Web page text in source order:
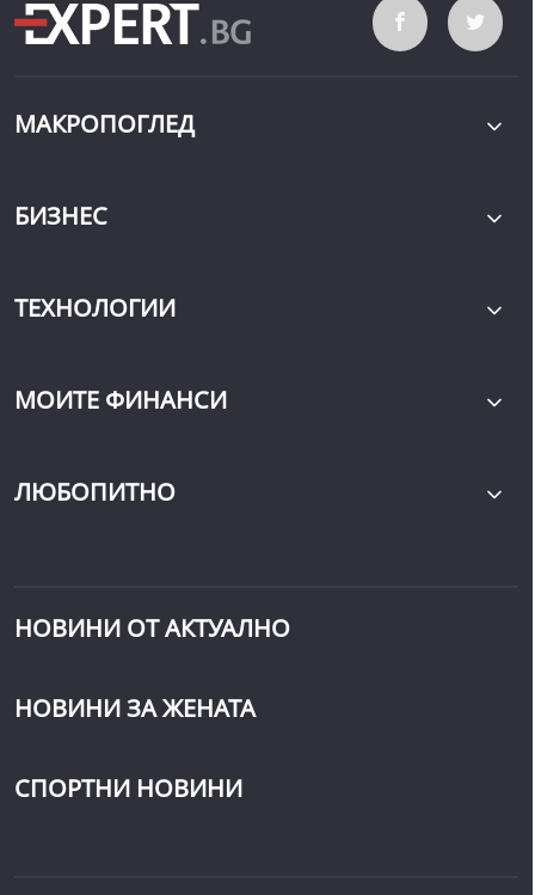
МАКРОПОГЛЕД
БИЗНЕС
ТЕХНОЛОГИИ
МОИТЕ ФИНАНСИ
ЛЮБОПИТНО
НОВИНИ ОТ АКТУАЛНО
НОВИНИ ЗА ЖЕНАТА
СПОРТНИ НОВИНИ